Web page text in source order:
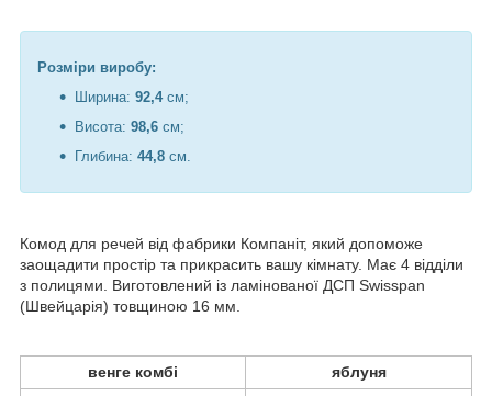
Розміри виробу:
Ширина: 92,4 см;
Висота: 98,6 см;
Глибина: 44,8 см.
Комод для речей від фабрики Компаніт, який допоможе
заощадити простір та прикрасить вашу кімнату. Має 4 відділи
з полицями. Виготовлений із ламінованої ДСП Swisspan
(Швейцарія) товщиною 16 мм.
венге комбі яблуня